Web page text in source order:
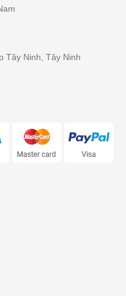
Tây Ninh, Tây Ninh